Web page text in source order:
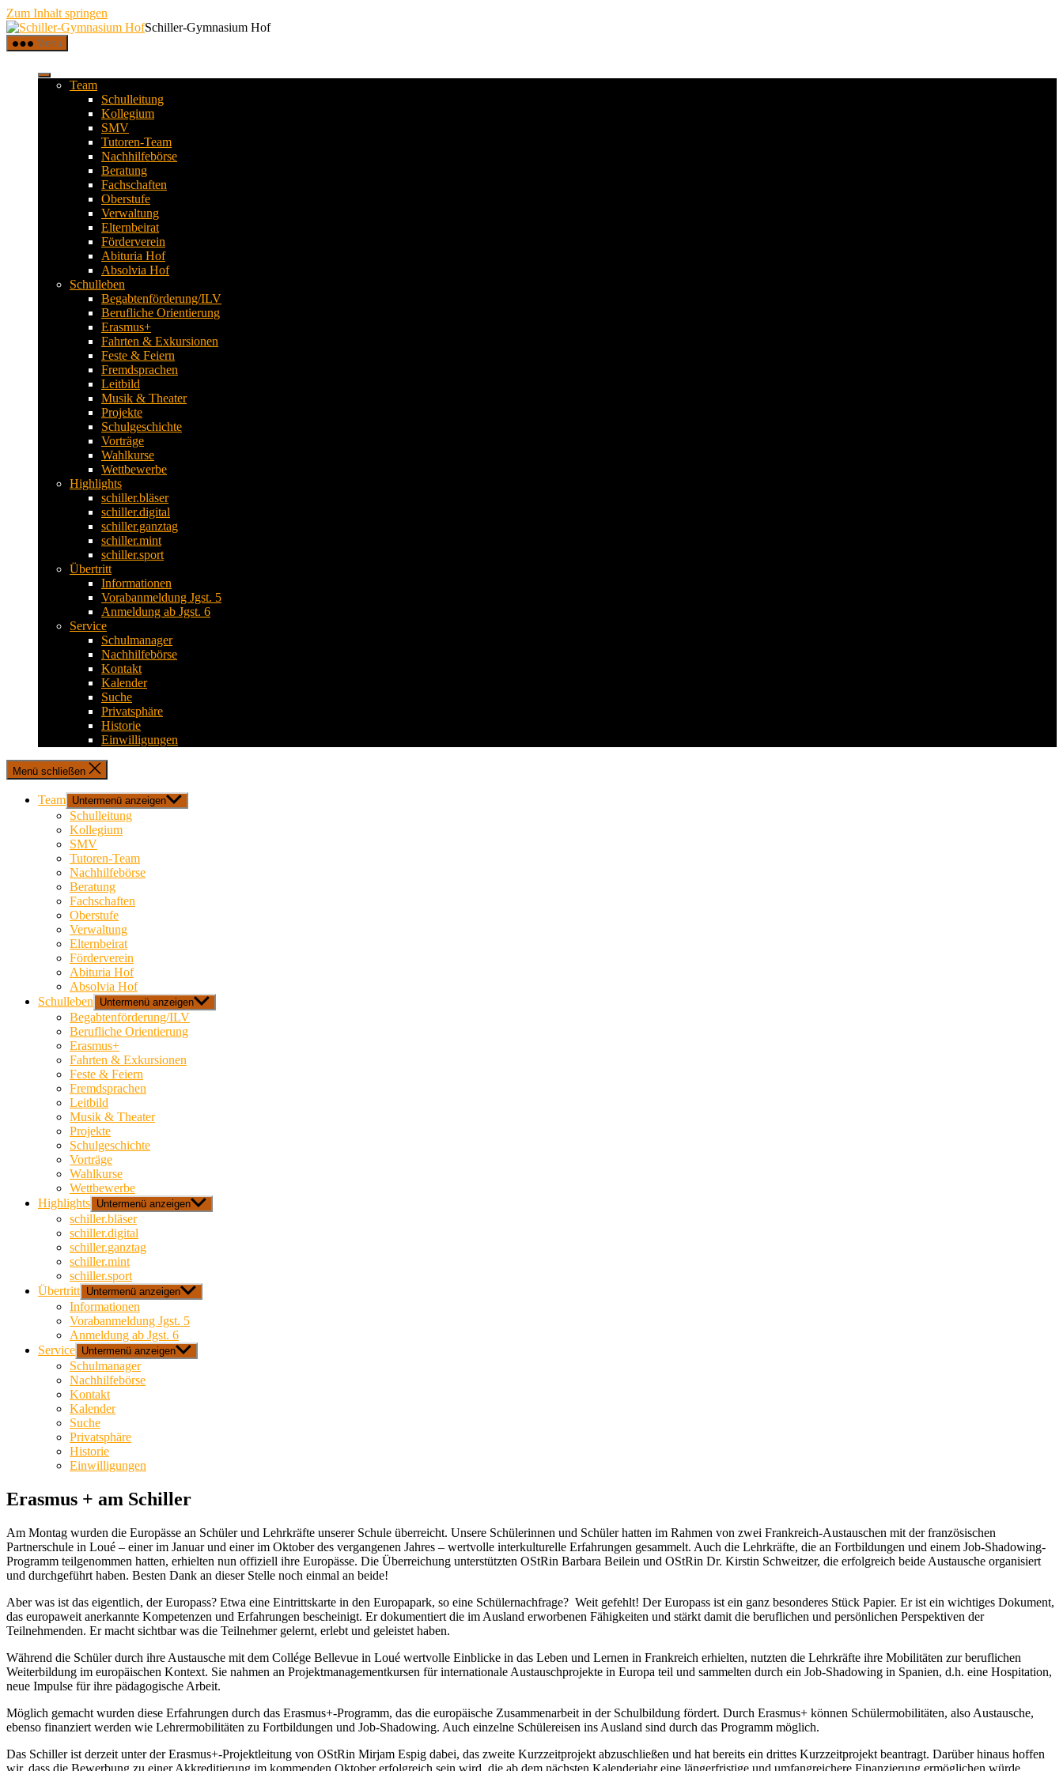
Zum Inhalt springen
Schiller-Gymnasium Hof
Menü
Team
Schulleitung
Kollegium
SMV
Tutoren-Team
Nachhilfebörse
Beratung
Fachschaften
Oberstufe
Verwaltung
Elternbeirat
Förderverein
Abituria Hof
Absolvia Hof
Schulleben
Begabtenförderung/ILV
Berufliche Orientierung
Erasmus+
Fahrten & Exkursionen
Feste & Feiern
Fremdsprachen
Leitbild
Musik & Theater
Projekte
Schulgeschichte
Vorträge
Wahlkurse
Wettbewerbe
Highlights
schiller.bläser
schiller.digital
schiller.ganztag
schiller.mint
schiller.sport
Übertritt
Informationen
Vorabanmeldung Jgst. 5
Anmeldung ab Jgst. 6
Service
Schulmanager
Nachhilfebörse
Kontakt
Kalender
Suche
Privatsphäre
Historie
Einwilligungen
Menü schließen
Team Untermenü anzeigen
Schulleitung
Kollegium
SMV
Tutoren-Team
Nachhilfebörse
Beratung
Fachschaften
Oberstufe
Verwaltung
Elternbeirat
Förderverein
Abituria Hof
Absolvia Hof
Schulleben
Untermenü anzeigen
Begabtenförderung/ILV
Berufliche Orientierung
Erasmus+
Fahrten & Exkursionen
Feste & Feiern
Fremdsprachen
Leitbild
Musik & Theater
Projekte
Schulgeschichte
Vorträge
Wahlkurse
Wettbewerbe
Highlights Untermenü anzeigen
schiller.bläser
schiller.digital
schiller.ganztag
schiller.mint
schiller.sport
Übertritt Untermenü anzeigen
Informationen
Vorabanmeldung Jgst. 5
Anmeldung ab Jgst. 6
Service Untermenü anzeigen
Schulmanager
Nachhilfebörse
Kontakt
Kalender
Suche
Privatsphäre
Historie
Einwilligungen
Erasmus + am Schiller
Am Montag wurden die Europässe an Schüler und Lehrkräfte unserer Schule überreicht. Unsere Schülerinnen und Schüler hatten im Rahmen von zwei Frankreich-Austauschen mit der französischen
Partnerschule in Loué – einer im Januar und einer im Oktober des vergangenen Jahres – wertvolle interkulturelle Erfahrungen gesammelt. Auch die Lehrkräfte, die an Fortbildungen und einem Job-Shadowing-
Programm teilgenommen hatten, erhielten nun offiziell ihre Europässe. Die Überreichung unterstützten OStRin Barbara Beilein und OStRin Dr. Kirstin Schweitzer, die erfolgreich beide Austausche organisiert
und durchgeführt haben. Besten Dank an dieser Stelle noch einmal an beide!
Aber was ist das eigentlich, der Europass? Etwa eine Eintrittskarte in den Europapark, so eine Schülernachfrage? Weit gefehlt! Der Europass ist ein ganz besonderes Stück Papier. Er ist ein wichtiges Dokument,
das europaweit anerkannte Kompetenzen und Erfahrungen bescheinigt. Er dokumentiert die im Ausland erworbenen Fähigkeiten und stärkt damit die beruflichen und persönlichen Perspektiven der
Teilnehmenden. Er macht sichtbar was die Teilnehmer gelernt, erlebt und geleistet haben.
Während die Schüler durch ihre Austausche mit dem Collége Bellevue in Loué wertvolle Einblicke in das Leben und Lernen in Frankreich erhielten, nutzten die Lehrkräfte ihre Mobilitäten zur beruflichen
Weiterbildung im europäischen Kontext. Sie nahmen an Projektmanagementkursen für internationale Austauschprojekte in Europa teil und sammelten durch ein Job-Shadowing in Spanien, d.h. eine Hospitation,
neue Impulse für ihre pädagogische Arbeit.
Möglich gemacht wurden diese Erfahrungen durch das Erasmus+-Programm, das die europäische Zusammenarbeit in der Schulbildung fördert. Durch Erasmus+ können Schülermobilitäten, also Austausche,
ebenso finanziert werden wie Lehrermobilitäten zu Fortbildungen und Job-Shadowing. Auch einzelne Schülereisen ins Ausland sind durch das Programm möglich.
Das Schiller ist derzeit unter der Erasmus+-Projektleitung von OStRin Mirjam Espig dabei, das zweite Kurzzeitprojekt abzuschließen und hat bereits ein drittes Kurzzeitprojekt beantragt. Darüber hinaus hoffen
wir, dass die Bewerbung zu einer Akkreditierung im kommenden Oktober erfolgreich sein wird, die ab dem nächsten Kalenderjahr eine längerfristige und umfangreichere Finanzierung ermöglichen würde.